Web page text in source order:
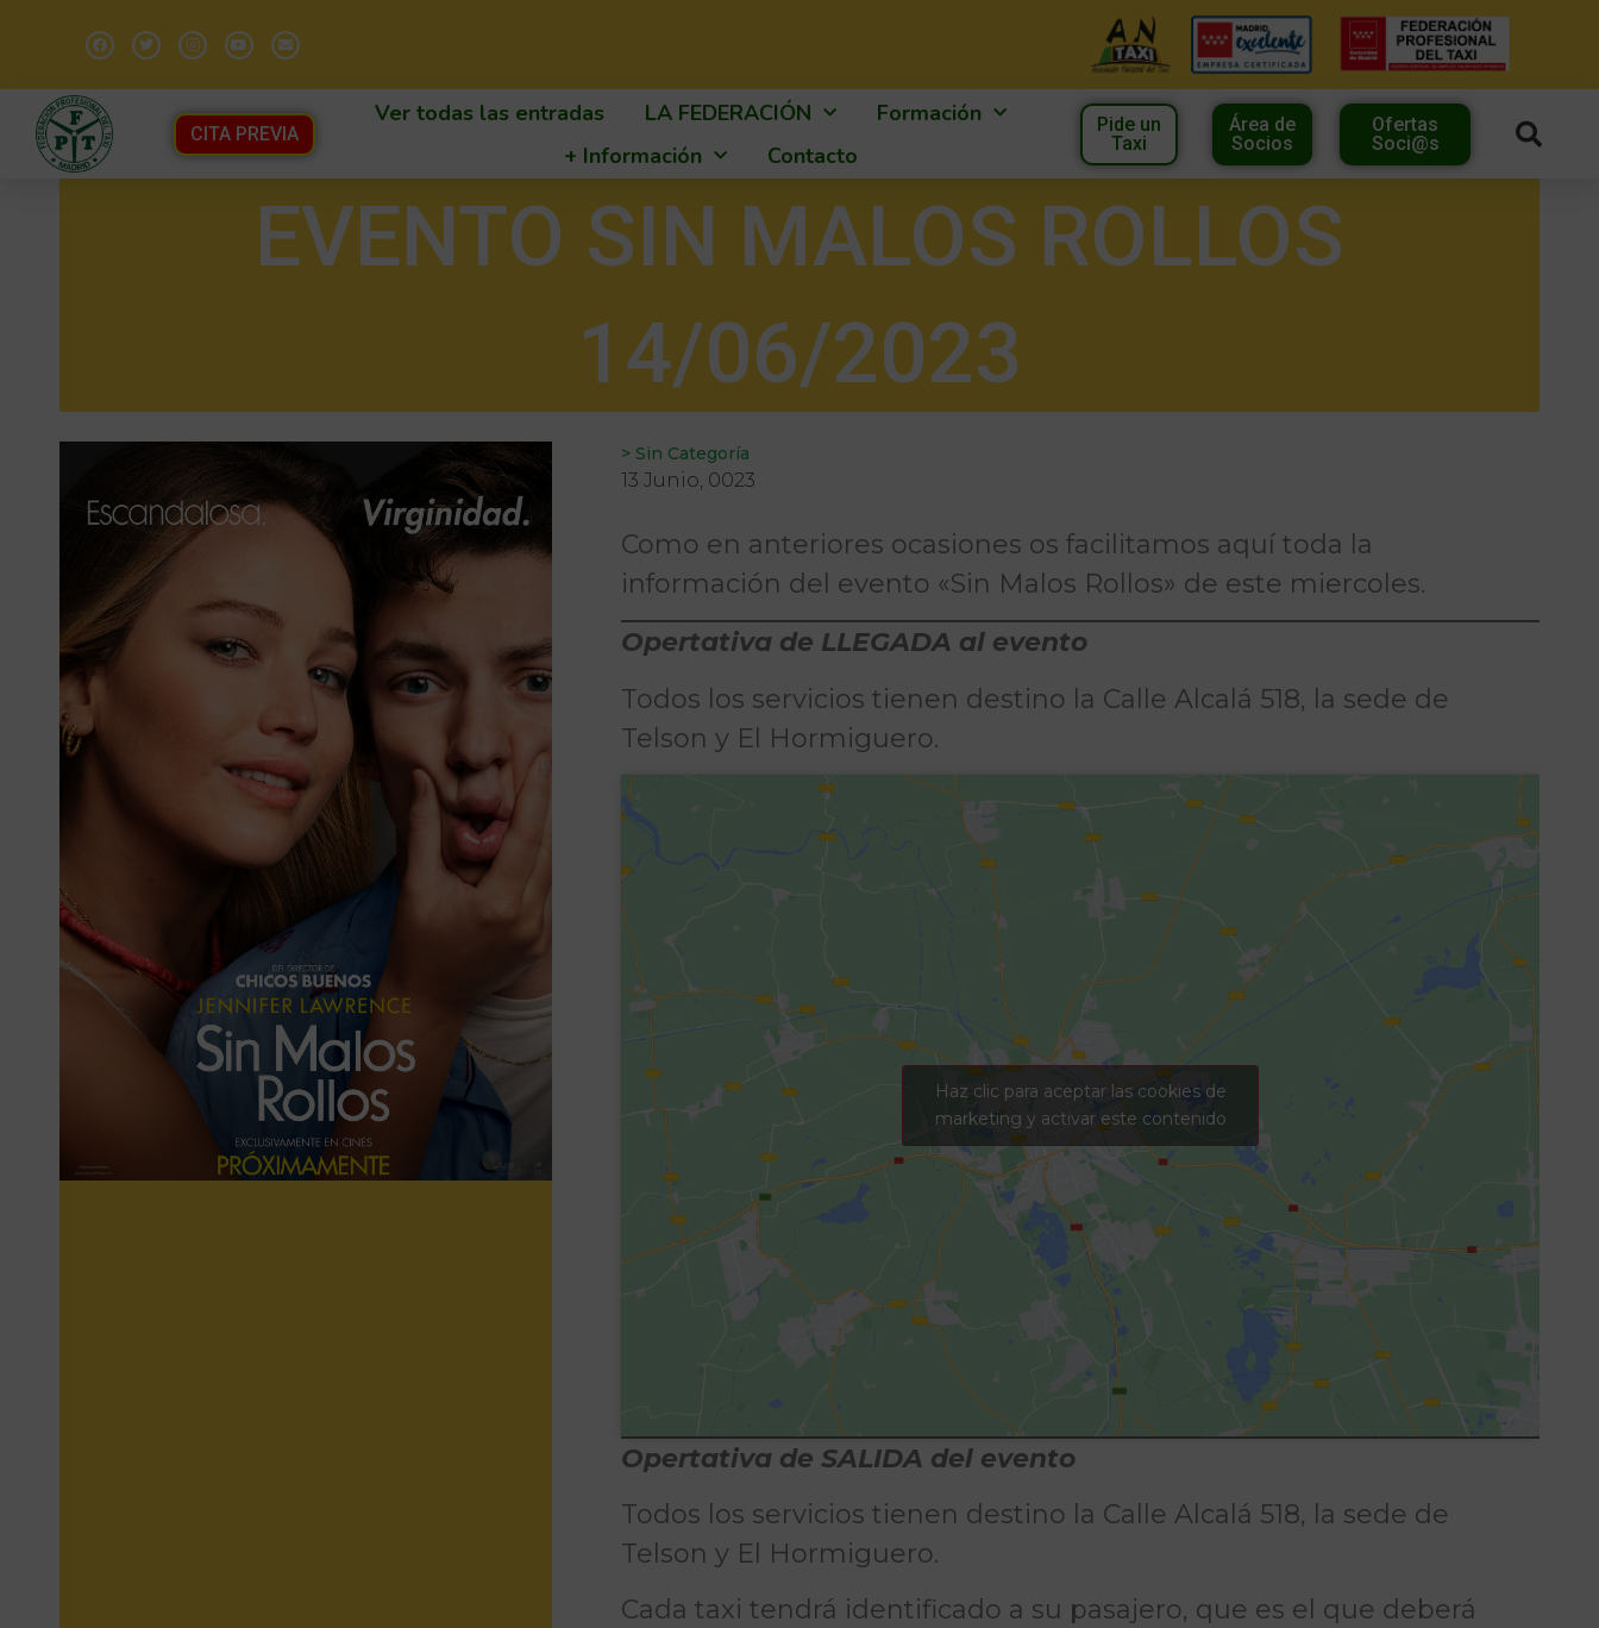
CITA PREVIA
Ver todas las entradas LA FEDERACIÓN
Formación
+ Información
Contacto
Pide un
Taxi
Área de
Socios
Ofertas
Soci@s
EVENTO SIN MALOS ROLLOS
14/06/2023
> Sin Categoría
13 Junio, 0023
Como en anteriores ocasiones os facilitamos aquí toda la
información del evento «Sin Malos Rollos» de este miercoles.
Opertativa de LLEGADA al evento
Todos los servicios tienen destino la Calle Alcalá 518, la sede de
Telson y El Hormiguero.
Haz clic para aceptar las cookies de
marketing y activar este contenido
Opertativa de SALIDA del evento
Todos los servicios tienen destino la Calle Alcalá 518, la sede de
Telson y El Hormiguero.
Cada taxi tendrá identificado a su pasajero, que es el que deberá